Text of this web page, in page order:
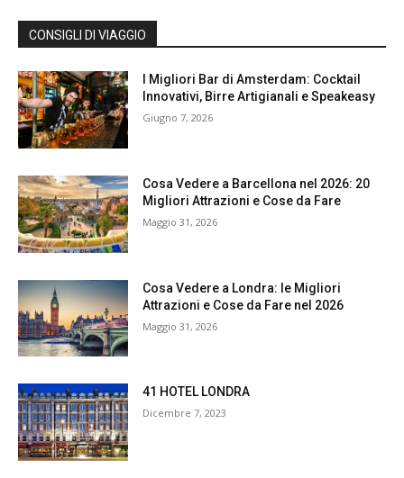
CONSIGLI DI VIAGGIO
I Migliori Bar di Amsterdam: Cocktail
Innovativi, Birre Artigianali e Speakeasy
Giugno 7, 2026
Cosa Vedere a Barcellona nel 2026: 20
Migliori Attrazioni e Cose da Fare
Maggio 31, 2026
Cosa Vedere a Londra: le Migliori
Attrazioni e Cose da Fare nel 2026
Maggio 31, 2026
41 HOTEL LONDRA
Dicembre 7, 2023